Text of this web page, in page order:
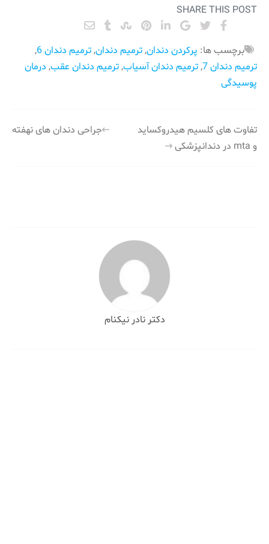
SHARE THIS POST
برچسب ها: پرکردن دندان,ترمیم دندان,ترمیم دندان 6 ,
ترمیم دندان 7 ,ترمیم دندان آسیاب,ترمیم دندان عقب, درمان
پوسیدگی
راهبری
جراحی دندان های نهفته
تفاوت های کلسیم هیدروکساید
و mta در دندانپزشکی
دکتر نادر نیکنام